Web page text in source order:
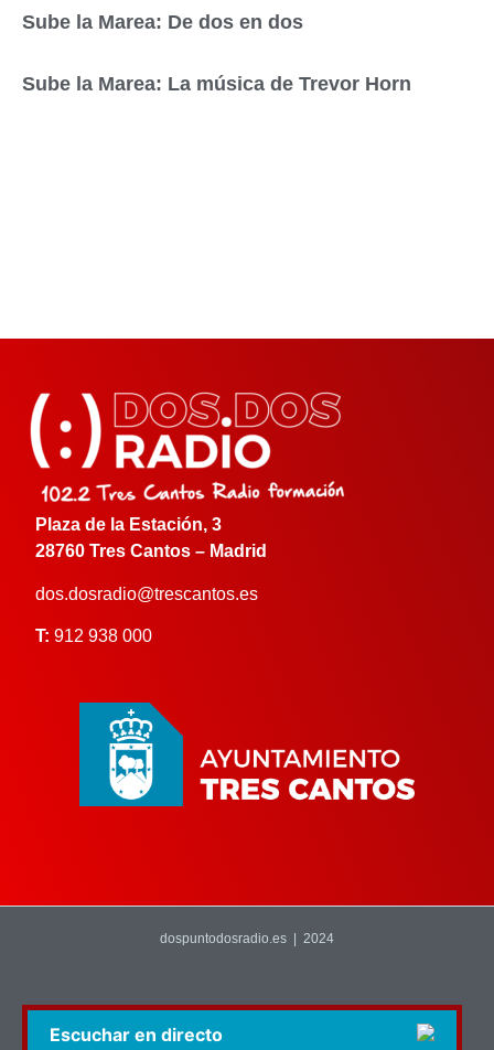
Sube la Marea: De dos en dos
Sube la Marea: La música de Trevor Horn
Plaza de la Estación, 3
28760 Tres Cantos – Madrid
dos.dosradio@trescantos.es
T: 912 938 000
Escuchar en directo
dospuntodosradio.es | 2024